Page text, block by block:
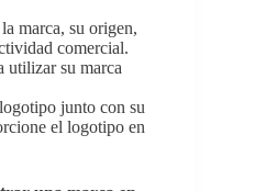
marca, su origen,
comercial.
utilizar su marca
junto con su
el logotipo en